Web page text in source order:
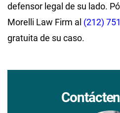
defensor legal de su lado.
Morelli Law Firm al (212)
gratuita de su caso.